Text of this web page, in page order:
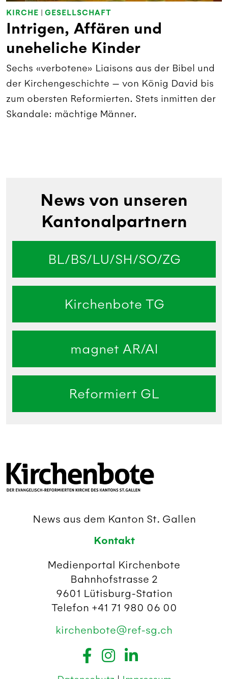
KIRCHE | GESELLSCHAFT
Intrigen, Affären und
uneheliche Kinder
Sechs «verbotene» Liaisons aus der Bibel und
der Kirchengeschichte — von König David bis
zum obersten Reformierten. Stets inmitten der
Skandale: mächtige Männer.
News von unseren
Kantonalpartnern
BL/BS/LU/SH/SO/ZG
Kirchenbote TG
magnet AR/AI
Reformiert GL
News aus dem Kanton St. Gallen
Kontakt
Medienportal Kirchenbote
Bahnhofstrasse 2
9601 Lütisburg-Station
Telefon +41 71 980 06 00
kirchenbote@ref-sg.ch